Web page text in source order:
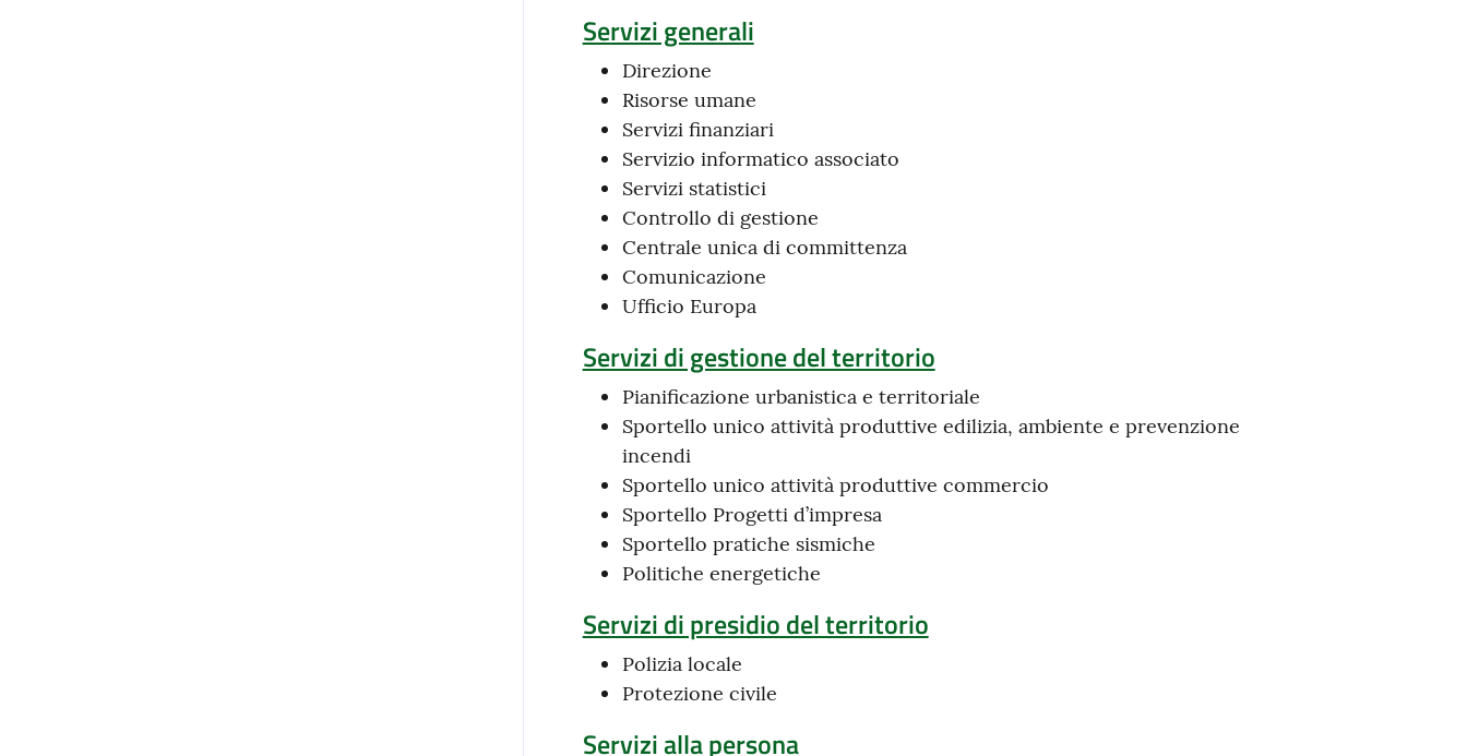
Servizi generali
Direzione
Risorse umane
Servizi finanziari
Servizio informatico associato
Servizi statistici
Controllo di gestione
Centrale unica di committenza
Comunicazione
Ufficio Europa
Servizi di gestione del territorio
Pianificazione urbanistica e territoriale
Sportello unico attività produttive edilizia, ambiente e prevenzione
incendi
Sportello unico attività produttive commercio
Sportello Progetti d’impresa
Sportello pratiche sismiche
Politiche energetiche
Servizi di presidio del territorio
Polizia locale
Protezione civile
Servizi alla persona